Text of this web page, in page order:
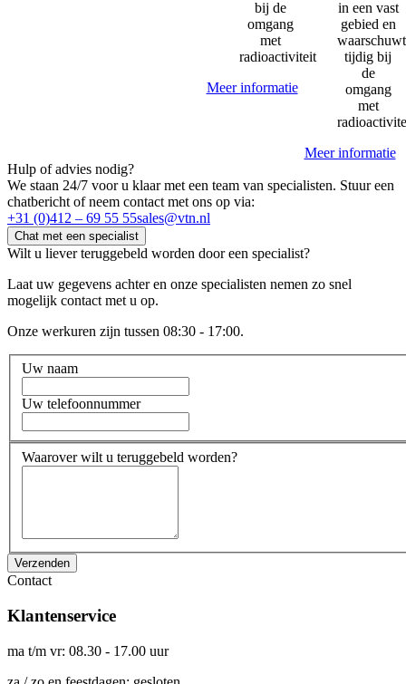
bij de
omgang
met
radioactiviteit
Meer informatie
in een vast
gebied en
waarschuwt
tijdig bij
de
omgang
met
Meer informatie
Hulp of advies nodig?
We staan 24/7 voor u klaar met een team van specialisten. Stuur een
chatbericht of neem contact met ons op via:
+31 (0)412 – 69 55 55sales@vtn.nl
Chat met een specialist
Wilt u liever teruggebeld worden door een specialist?
Laat uw gegevens achter en onze specialisten nemen zo snel
mogelijk contact met u op.
Onze werkuren zijn tussen 08:30 - 17:00.
Uw naam
Uw telefoonnummer
Waarover wilt u teruggebeld worden?
Verzenden
Contact
Klantenservice
ma t/m vr: 08.30 - 17.00 uur